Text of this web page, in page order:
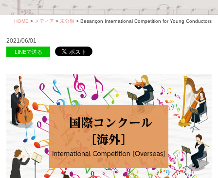
HOME > メディア > 未分類> Besançon International Competition for Young Conductors
2021/06/01
LINEで送る